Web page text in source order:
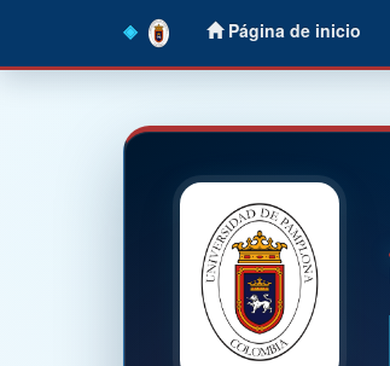
Página de inicio